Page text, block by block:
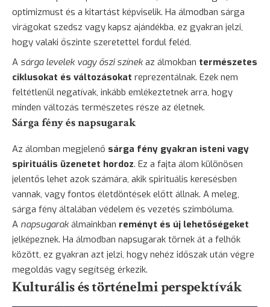
optimizmust és a kitartást képviselik. Ha álmodban sárga
virágokat szedsz vagy kapsz ajándékba, ez gyakran jelzi,
hogy valaki őszinte szeretettel fordul feléd.
A sárga levelek vagy őszi színek az álmokban természetes
ciklusokat és változásokat reprezentálnak. Ezek nem
feltétlenül negatívak, inkább emlékeztetnek arra, hogy
minden változás természetes része az életnek.
Sárga fény és napsugarak
Az álomban megjelenő sárga fény gyakran isteni vagy
spirituális üzenetet hordoz. Ez a fajta álom különösen
jelentős lehet azok számára, akik spirituális keresésben
vannak, vagy fontos életdöntések előtt állnak. A meleg,
sárga fény általában védelem és vezetés szimbóluma.
A napsugarak álmainkban reményt és új lehetőségeket
jelképeznek. Ha álmodban napsugarak törnek át a felhők
között, ez gyakran azt jelzi, hogy nehéz időszak után végre
megoldás vagy segítség érkezik.
Kulturális és történelmi perspektívák